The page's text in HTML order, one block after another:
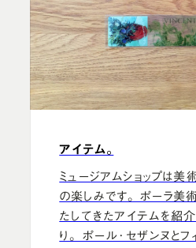
アイテム。
ミュージアムショップは
の楽しみです。 ポーラ美
たしてきたアイテムを紹
り。 ポール･セザンヌとフ